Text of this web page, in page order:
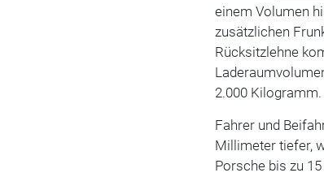
einem Volumen
zusätzlichen
Rücksitzlehne
2.000 Kilogramm.
Fahrer und
Millimeter tiefer,
Porsche bis zu